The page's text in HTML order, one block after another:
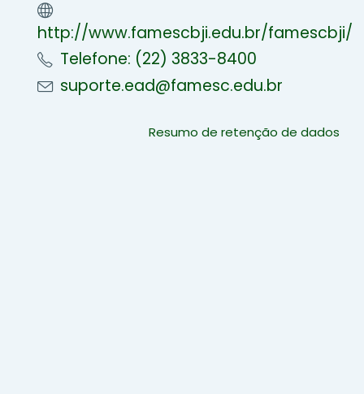
http://www.famescbji.edu.br/famescbji/
Telefone: (22) 3833-8400
suporte.ead@famesc.edu.br
Resumo de retenção de dados